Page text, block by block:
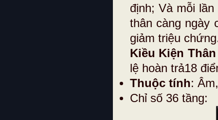
định; Và mỗi
thân càng ngày
giảm triệu
Kiều Kiện
lệ hoàn trả18
Thuộc tính:
Chỉ số 36 tầng: